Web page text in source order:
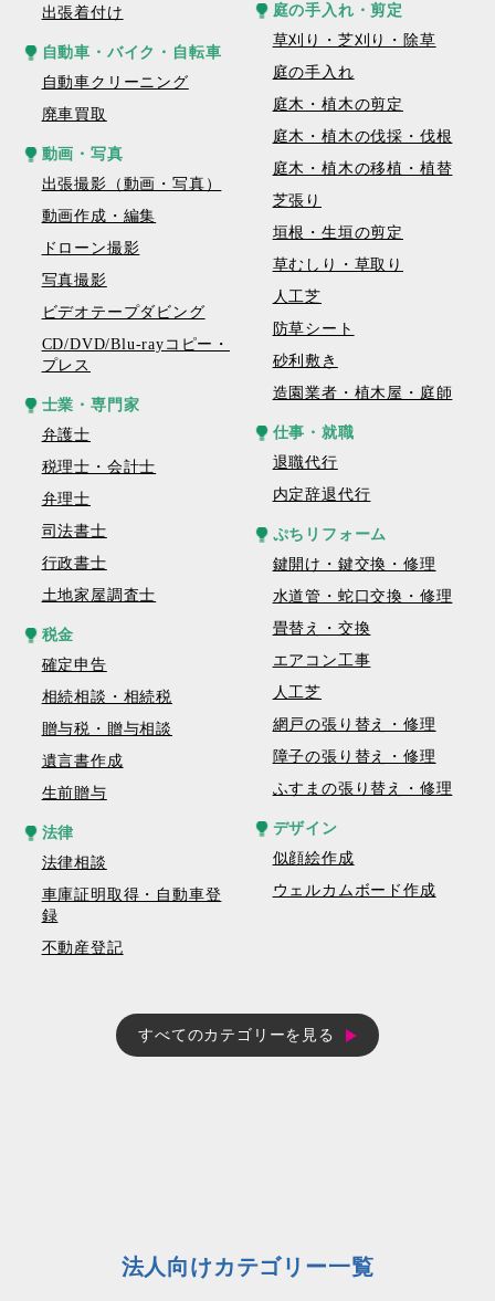
出張着付け
自動車・バイク・自転車
自動車クリーニング
廃車買取
動画・写真
出張撮影（動画・写真）
動画作成・編集
ドローン撮影
写真撮影
ビデオテープダビング
CD/DVD/Blu-rayコピー・
プレス
士業・専門家
弁護士
税理士・会計士
弁理士
司法書士
行政書士
土地家屋調査士
税金
確定申告
相続相談・相続税
贈与税・贈与相談
遺言書作成
生前贈与
法律
法律相談
車庫証明取得・自動車登
録
不動産登記
庭の手入れ・剪定
草刈り・芝刈り・除草
庭の手入れ
庭木・植木の剪定
庭木・植木の伐採・伐根
庭木・植木の移植・植替
芝張り
垣根・生垣の剪定
草むしり・草取り
人工芝
防草シート
砂利敷き
造園業者・植木屋・庭師
仕事・就職
退職代行
内定辞退代行
ぷちリフォーム
鍵開け・鍵交換・修理
水道管・蛇口交換・修理
畳替え・交換
エアコン工事
人工芝
網戸の張り替え・修理
障子の張り替え・修理
ふすまの張り替え・修理
デザイン
似顔絵作成
ウェルカムボード作成
すべてのカテゴリーを見る
法人向けカテゴリー一覧